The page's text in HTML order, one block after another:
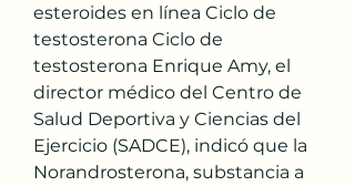
esteroides en línea Ciclo de
testosterona Ciclo de
testosterona Enrique Amy, el
director médico del Centro de
Salud Deportiva y Ciencias del
Ejercicio (SADCE), indicó que la
Norandrosterona, substancia a